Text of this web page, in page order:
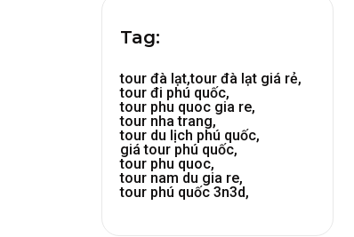
Tag:
tour đà lạt,tour đà lạt giá rẻ,
tour đi phú quốc,
tour phu quoc gia re,
tour nha trang,
tour du lịch phú quốc,
giá tour phú quốc,
tour phu quoc,
tour nam du gia re,
tour phú quốc 3n3d,